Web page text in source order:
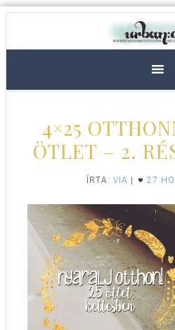
4×25
ÖTLET – 2.
ÍRTA: VIA 27